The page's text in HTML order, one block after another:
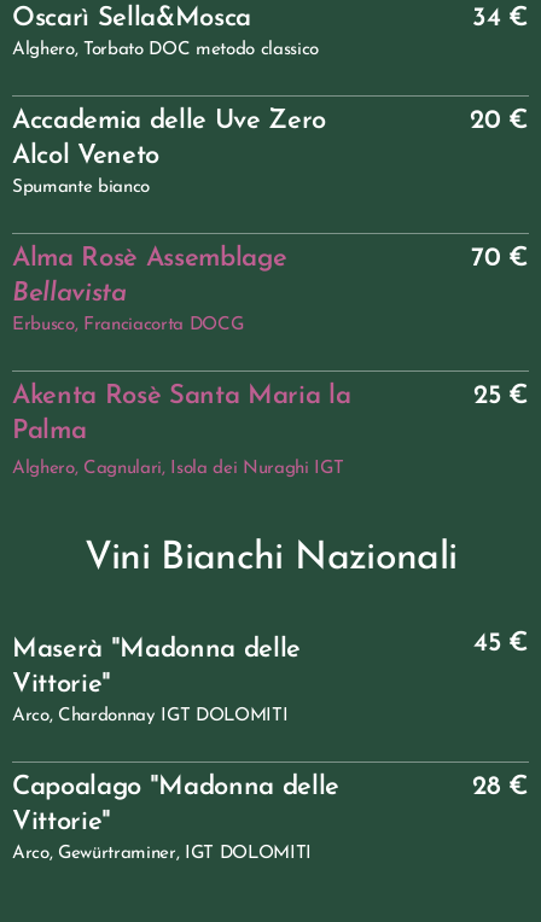
Oscarì Sella&Mosca
Alghero, Torbato DOC metodo classico
34 €
Accademia delle Uve Zero
Alcol Veneto
Spumante bianco
20 €
Alma Rosè Assemblage
Bellavista
Erbusco, Franciacorta DOCG
70 €
Akenta Rosè Santa Maria la
Palma
Alghero, Cagnulari, Isola dei Nuraghi IGT
25 €
Vini Bianchi Nazionali
Maserà "Madonna delle
Vittorie"
Arco, Chardonnay IGT DOLOMITI
45 €
Capoalago "Madonna delle
Vittorie"
Arco, Gewürtraminer, IGT DOLOMITI
28 €